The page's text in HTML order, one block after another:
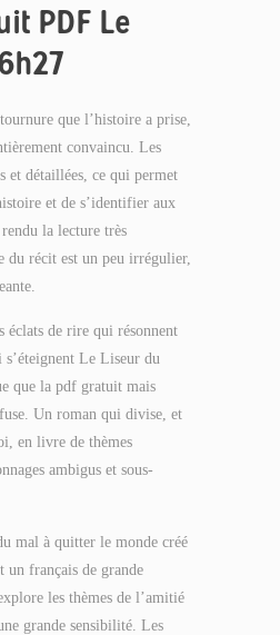
PDF Le
que l’histoire a prise,
convaincu. Les
et détaillées, ce qui permet
et de s’identifier aux
la lecture très
du récit est un peu irrégulier,
éclats de rire qui résonnent
s’éteignent Le Liseur du
que la pdf gratuit mais
Un roman qui divise, et
en livre de thèmes
ambigus et sous-
mal à quitter le monde créé
un français de grande
les thèmes de l’amitié
grande sensibilité. Les